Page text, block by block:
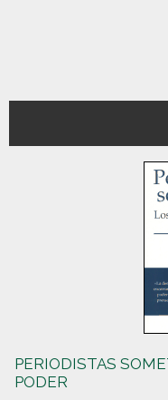
PERIODISTAS
PODER